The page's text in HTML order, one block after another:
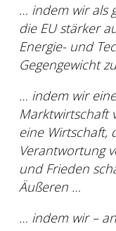
… indem wir als
die EU stärker
Energie- und
Gegengewicht
… indem wir
Marktwirtschaft
eine Wirtschaft,
Verantwortung
und Frieden
Äußeren …
… indem wir –